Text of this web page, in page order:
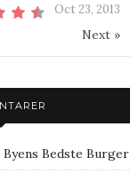
Oct 23, 2013
Next »
Bedste Burger